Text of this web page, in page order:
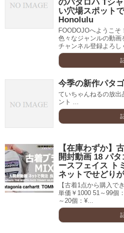
のパタロハ Tシ
い穴場スポット
Honolulu
FOODOJOへようこそ
色々なジャンルの動画
チャンネル登録よろし
今季の新作パタ
ていちゃんねるの放出
ント ...
【在庫わずか】
開封動画 18 パ
ースフェイス ト
ネットでせどり
【古着1点から購入で
単価￥1000 51～99個
～20個：¥...